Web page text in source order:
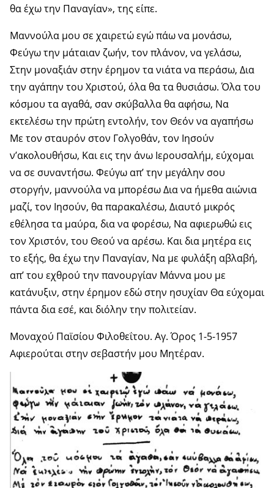
θα έχω την Παναγίαν», της είπε.
Μαννούλα μου σε χαιρετώ εγώ πάω να μονάσω,
Φεύγω την μάταιαν ζωήν, τον πλάνον, να γελάσω,
Στην μοναξιάν στην έρημον τα νιάτα να περάσω, Δια
την αγάπην του Χριστού, όλα θα τα θυσιάσω. Όλα του
κόσμου τα αγαθά, σαν σκύβαλλα θα αφήσω, Να
εκτελέσω την πρώτη εντολήν, τον Θεόν να αγαπήσω
Με τον σταυρόν στον Γολγοθάν, τον Ιησούν
ν’ακολουθήσω, Και εις την άνω Ιερουσαλήμ, εύχομαι
να σε συναντήσω. Φεύγω απ’ την μεγάλην σου
στοργήν, μαννούλα να μπορέσω Δια να ήμεθα αιώνια
μαζί, τον Ιησούν, θα παρακαλέσω, Διαυτό μικρός
εθέλησα τα μαύρα, δια να φορέσω, Να αφιερωθώ εις
τον Χριστόν, του Θεού να αρέσω. Και δια μητέρα εις
το εξής, θα έχω την Παναγίαν, Να με φυλάξη αβλαβή,
απ’ του εχθρού την πανουργίαν Μάννα μου με
κατάνυξιν, στην έρημον εδώ στην ησυχίαν Θα εύχομαι
πάντα δια εσέ, και διόλην την πολιτείαν.
Μοναχού Παϊσίου Φιλοθεΐτου. Αγ. Όρος 1-5-1957
Αφιερούται στην σεβαστήν μου Μητέραν.